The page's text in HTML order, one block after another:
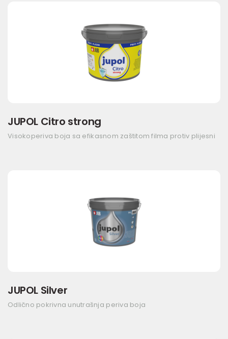
JUPOL Citro strong
Visokoperiva boja sa efikasnom zaštitom filma protiv plijesni
JUPOL Silver
Odlično pokrivna unutrašnja periva boja